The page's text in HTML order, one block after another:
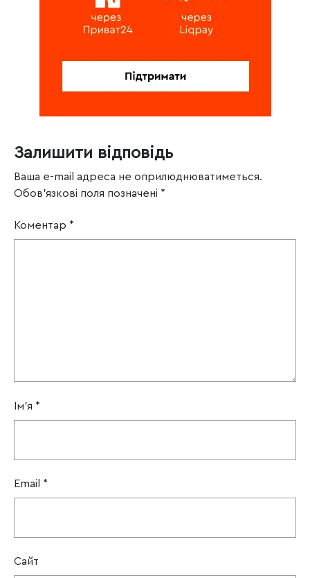
Залишити відповідь
Ваша e-mail адреса не оприлюднюватиметься.
Обов’язкові поля позначені *
Коментар *
Ім'я *
Email *
Сайт